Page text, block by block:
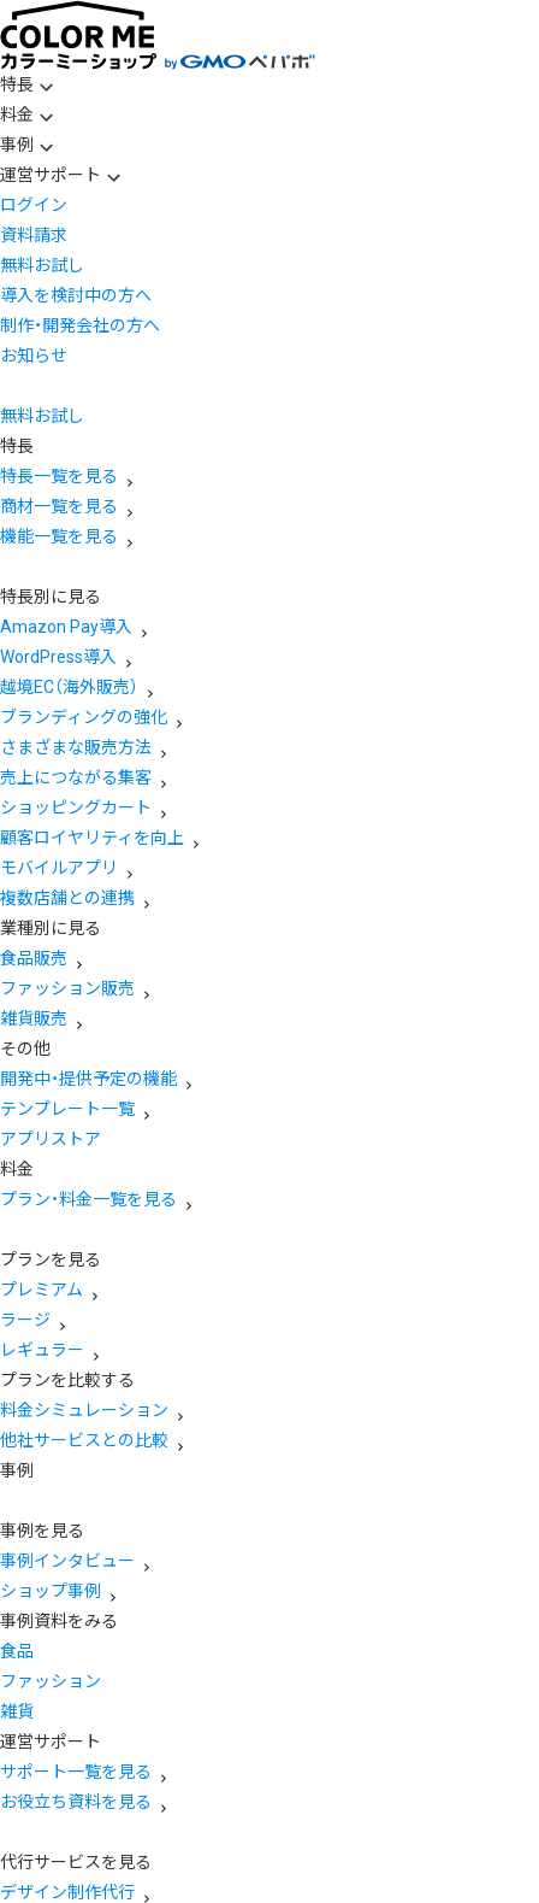
特長
料金
事例
運営サポート
ログイン
資料請求
無料お試し
導入を検討中の方へ
制作・開発会社の方へ
お知らせ
無料お試し
特長
特長一覧を見る
商材一覧を見る
機能一覧を見る
特長別に見る
Amazon Pay導入
WordPress導入
越境EC（海外販売）
ブランディングの強化
さまざまな販売方法
売上につながる集客
ショッピングカート
顧客ロイヤリティを向上
モバイルアプリ
複数店舗との連携
業種別に見る
食品販売
ファッション販売
雑貨販売
その他
開発中・提供予定の機能
テンプレート一覧
アプリストア
料金
プラン・料金一覧を見る
プランを見る
プレミアム
ラージ
レギュラー
プランを比較する
料金シミュレーション
他社サービスとの比較
事例
事例を見る
事例インタビュー
ショップ事例
事例資料をみる
食品
ファッション
雑貨
運営サポート
サポート一覧を見る
お役立ち資料を見る
代行サービスを見る
デザイン制作代行